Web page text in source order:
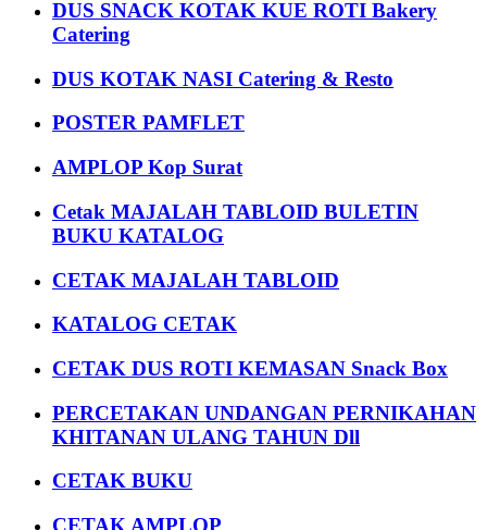
DUS SNACK KOTAK KUE ROTI Bakery
Catering
DUS KOTAK NASI Catering & Resto
POSTER PAMFLET
AMPLOP Kop Surat
Cetak MAJALAH TABLOID BULETIN
BUKU KATALOG
CETAK MAJALAH TABLOID
KATALOG CETAK
CETAK DUS ROTI KEMASAN Snack Box
PERCETAKAN UNDANGAN PERNIKAHAN
KHITANAN ULANG TAHUN Dll
CETAK BUKU
CETAK AMPLOP